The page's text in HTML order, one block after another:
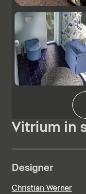
Vitrium in
Designer
Christian Werner